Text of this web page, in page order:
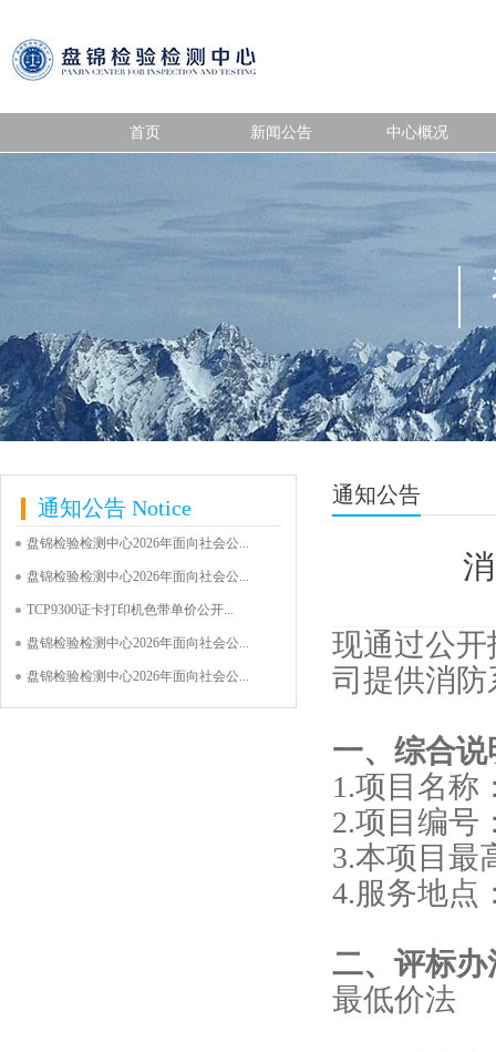
首页 新闻公告 中心概况
通知公告 Notice
盘锦检验检测中心2026年面向社会公...
盘锦检验检测中心2026年面向社会公...
TCP9300证卡打印机色带单价公开...
盘锦检验检测中心2026年面向社会公...
盘锦检验检测中心2026年面向社会公...
通知公告
现通过公
司提供消
一、综合说
1.项目名称
2.项目编号
3.本项目最
4.服务地点
二、评标办
最低价法